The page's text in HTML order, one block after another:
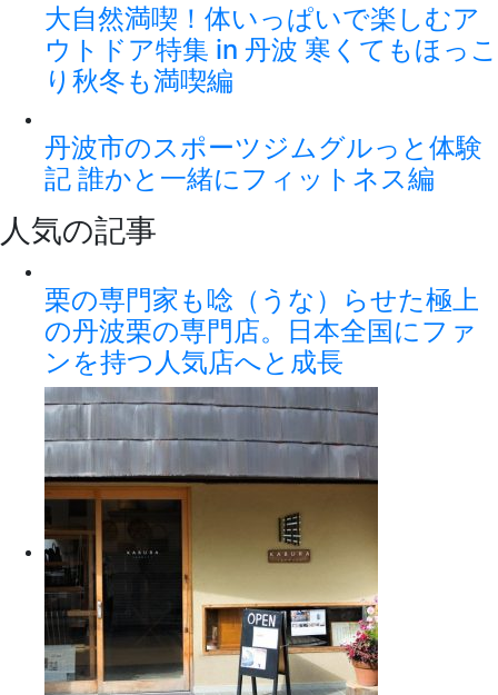
大自然満喫！体いっぱいで楽しむア
ウトドア特集 in 丹波 寒くてもほっこ
り秋冬も満喫編
丹波市のスポーツジムグルっと体験
記 誰かと一緒にフィットネス編
人気の記事
栗の専門家も唸（うな）らせた極上
の丹波栗の専門店。日本全国にファ
ンを持つ人気店へと成長